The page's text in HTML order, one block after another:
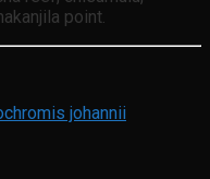
point.
johannii